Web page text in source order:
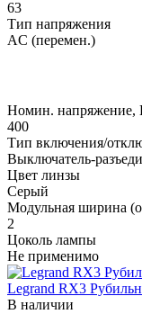
63
Тип напряжения
AC (перемен.)
Номин. напряжение,
400
Тип включения/
Выключатель-
Цвет линзы
Серый
Модульная ширина
2
Цоколь лампы
Не применимо
Legrand RX3
В наличии